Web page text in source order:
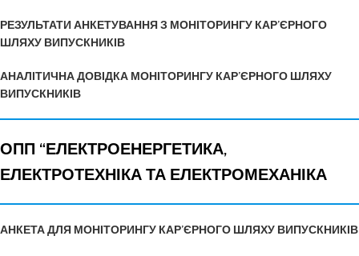
РЕЗУЛЬТАТИ АНКЕТУВАННЯ З МОНІТОРИНГУ КАР’ЄРНОГО
ШЛЯХУ ВИПУСКНИКІВ
АНАЛІТИЧНА ДОВІДКА МОНІТОРИНГУ КАР’ЄРНОГО ШЛЯХУ
ВИПУСКНИКІВ
ОПП “ЕЛЕКТРОЕНЕРГЕТИКА,
ЕЛЕКТРОТЕХНІКА ТА ЕЛЕКТРОМЕХАНІКА
АНКЕТА ДЛЯ МОНІТОРИНГУ КАР’ЄРНОГО ШЛЯХУ ВИПУСКНИКІВ